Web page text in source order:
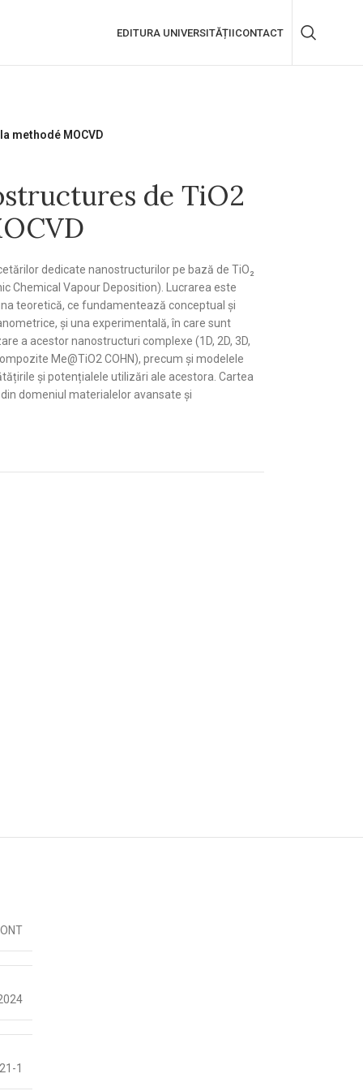
EDITURA UNIVERSITĂȚIICONTACT
methodé MOCVD
de TiO2
dedicate nanostructurilor pe bază de TiO₂
Chemical Vapour Deposition). Lucrarea este
teoretică, ce fundamentează conceptual și
și una experimentală, în care sunt
a acestor nanostructuri complexe (1D, 2D, 3D,
Me@TiO2 COHN), precum și modelele
și potențialele utilizări ale acestora. Cartea
domeniul materialelor avansate și
1